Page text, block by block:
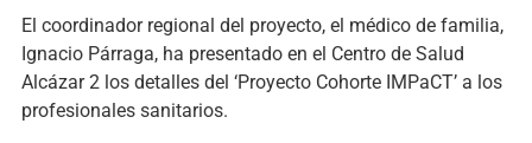
El coordinador regional del proyecto, el médico de familia,
Ignacio Párraga, ha presentado en el Centro de Salud
Alcázar 2 los detalles del ‘Proyecto Cohorte IMPaCT’ a los
profesionales sanitarios.